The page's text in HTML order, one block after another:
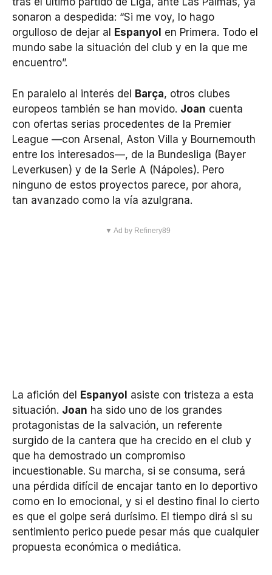
sonaron a despedida: “Si me voy, lo hago
orgulloso de dejar al
Espanyol en Primera. Todo el
mundo sabe la situación del club y en la que me
encuentro”.
En paralelo al interés del Barça, otros clubes
europeos también se han movido. Joan cuenta
con ofertas serias procedentes de la Premier
League —con Arsenal, Aston Villa y Bournemouth
entre los interesados—, de la Bundesliga (Bayer
Leverkusen) y de la Serie A (Nápoles). Pero
ninguno de estos proyectos parece, por ahora,
tan avanzado como la vía azulgrana.
▼ Ad by Refinery89
La afición del Espanyol asiste con tristeza a esta
situación. Joan ha sido uno de los grandes
protagonistas de la salvación, un referente
surgido de la cantera que ha crecido en el club y
que ha demostrado un compromiso
incuestionable. Su marcha, si se consuma, será
una pérdida difícil de encajar tanto en lo deportivo
como en lo emocional, y si el destino final lo cierto
es que el golpe será durísimo. El tiempo dirá si su
sentimiento perico puede pesar más que cualquier
propuesta económica o mediática.